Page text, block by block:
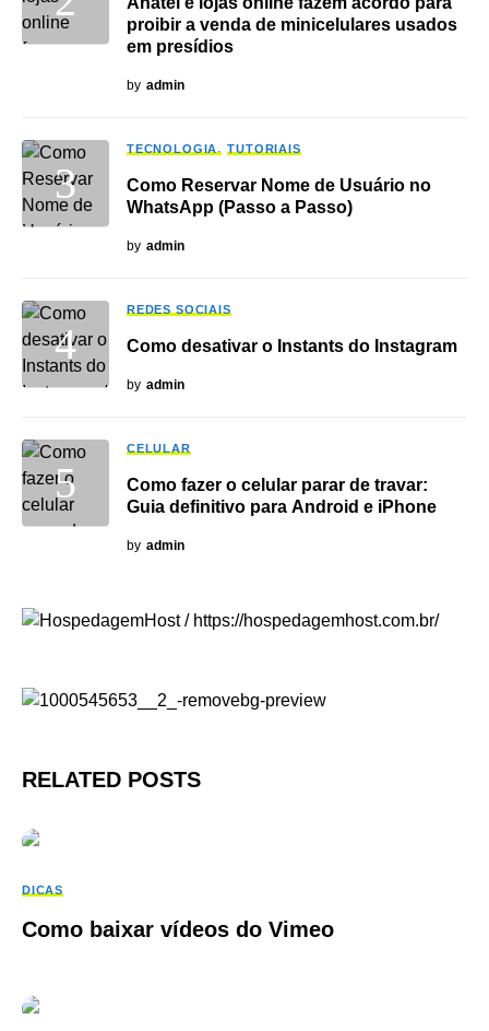
proibir a venda de minicelulares usados
em presídios
by admin
TECNOLOGIA TUTORIAIS
Como Reservar Nome de Usuário no
WhatsApp (Passo a Passo)
by admin
REDES SOCIAIS
Como desativar o Instants do Instagram
by admin
CELULAR
Como fazer o celular parar de travar:
Guia definitivo para Android e iPhone
by admin
RELATED POSTS
DICAS
Como baixar vídeos do Vimeo